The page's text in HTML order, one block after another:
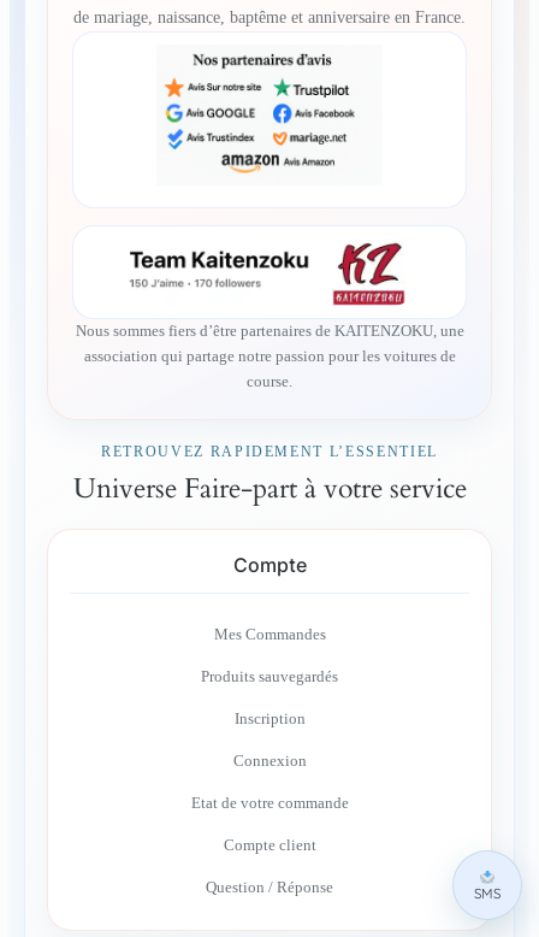
de mariage, naissance, baptême et anniversaire en France.
Nous sommes fiers d’être partenaires de KAITENZOKU, une
association qui partage notre passion pour les voitures de
course.
RETROUVEZ RAPIDEMENT L’ESSENTIEL
Universe Faire-part à votre service
Compte
Mes Commandes
Produits sauvegardés
Inscription
Connexion
Etat de votre commande
Compte client
Question / Réponse SMS